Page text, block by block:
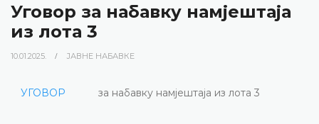
Уговор за набавку намјештаја
из лота 3
10.01.2025. ЈАВНЕ НАБАВКЕ
УГОВОР за набавку намјештаја из лота 3